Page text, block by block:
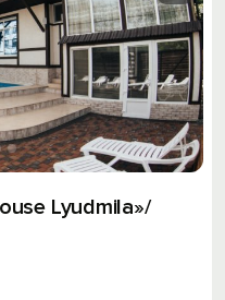
Lyudmila»/